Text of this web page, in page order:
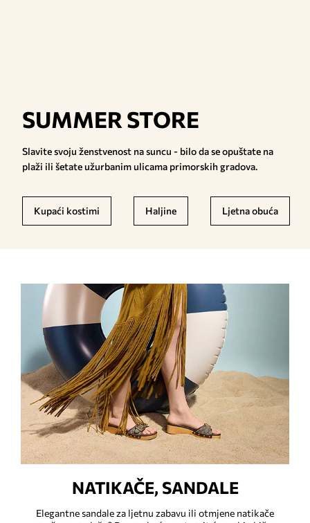
SUMMER STORE
Slavite svoju ženstvenost na suncu - bilo da se opuštate na
plaži ili šetate užurbanim ulicama primorskih gradova.
Kupaći kostimi Haljine Ljetna obuća
NATIKAČE, SANDALE
Elegantne sandale za ljetnu zabavu ili otmjene natikače